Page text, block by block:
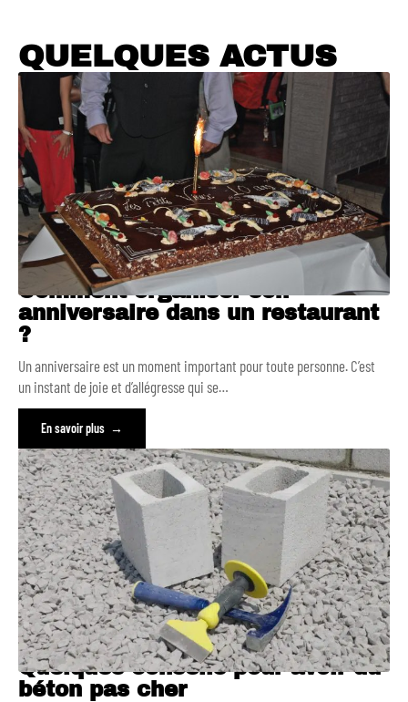
QUELQUES ACTUS
Comment organiser son
anniversaire dans un restaurant
?
Un anniversaire est un moment important pour toute personne. C’est
un instant de joie et d’allégresse qui se…
En savoir plus
Quelques conseils pour avoir du
béton pas cher